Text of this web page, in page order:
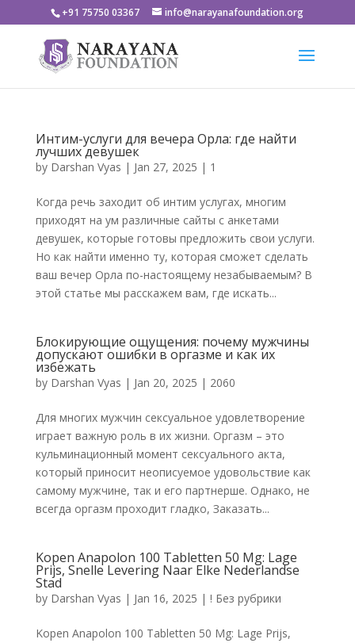
+91 75750 03367 info@narayanafoundation.org
Интим-услуги для вечера Орла: где найти
лучших девушек
by Darshan Vyas | Jan 27, 2025 | 1
Когда речь заходит об интим услугах, многим
приходят на ум различные сайты с анкетами
девушек, которые готовы предложить свои услуги.
Но как найти именно ту, которая сможет сделать
ваш вечер Орла по-настоящему незабываемым? В
этой статье мы расскажем вам, где искать...
Блокирующие ощущения: почему мужчины
допускают ошибки в оргазме и как их
избежать
by Darshan Vyas | Jan 20, 2025 | 2060
Для многих мужчин сексуальное удовлетворение
играет важную роль в их жизни. Оргазм – это
кульминационный момент сексуального акта,
который приносит неописуемое удовольствие как
самому мужчине, так и его партнерше. Однако, не
всегда оргазм проходит гладко, Заказать...
Kopen Anapolon 100 Tabletten 50 Mg: Lage
Prijs, Snelle Levering Naar Elke Nederlandse
Stad
by Darshan Vyas | Jan 16, 2025 | ! Без рубрики
Kopen Anapolon 100 Tabletten 50 Mg: Lage Prijs,